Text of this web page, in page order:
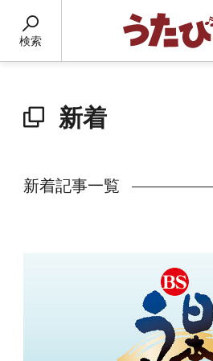
検索
新着
新着記事一覧